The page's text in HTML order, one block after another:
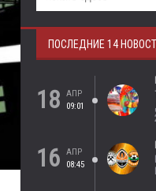
ПОСЛЕДНИЕ 14
18
АПР
09:01
16
АПР
08:45